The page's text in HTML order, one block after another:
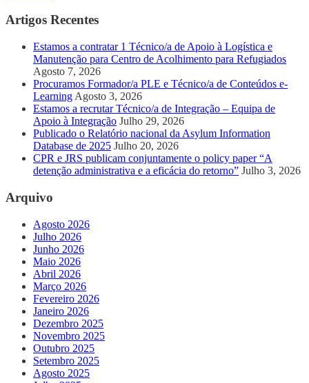
Artigos Recentes
Estamos a contratar 1 Técnico/a de Apoio à Logística e
Manutenção para Centro de Acolhimento para Refugiados
Agosto 7, 2026
Procuramos Formador/a PLE e Técnico/a de Conteúdos e-
Learning Agosto 3, 2026
Estamos a recrutar Técnico/a de Integração – Equipa de
Apoio à Integração Julho 29, 2026
Publicado o Relatório nacional da Asylum Information
Database de 2025 Julho 20, 2026
CPR e JRS publicam conjuntamente o policy paper “A
detenção administrativa e a eficácia do retorno” Julho 3, 2026
Arquivo
Agosto 2026
Julho 2026
Junho 2026
Maio 2026
Abril 2026
Março 2026
Fevereiro 2026
Janeiro 2026
Dezembro 2025
Novembro 2025
Outubro 2025
Setembro 2025
Agosto 2025